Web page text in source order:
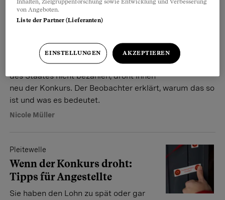
Bekämpfung von Missbrauch
nicht mehr prellen
Wenn Unternehmen die Rechnungen
des Staates nicht bezahlen, droht ihnen
neu der Konkurs. Der Beobachter erklärt, warum das so
ist und was es bedeutet.
Nicole Müller
Pleitewelle
Wenn der Konkurs droht:
Tipps für Angestellte
Sie haben den Lohn zu spät oder gar
Inhalten, Zielgruppenforschung sowie Entwicklung und Verbesserung
von Angeboten.
Liste der Partner (Lieferanten)
EINSTELLUNGEN AKZEPTIEREN